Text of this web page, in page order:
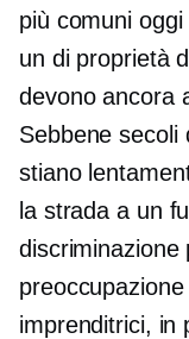
più comuni
un di proprietà
devono ancora
Sebbene secoli
stiano
la strada a un
discriminazione
imprenditrici, in